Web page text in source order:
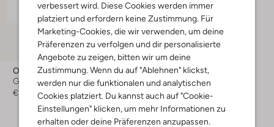
verbessert wird. Diese Cookies werden immer
platziert und erfordern keine Zustimmung. Für
Marketing-Cookies, die wir verwenden, um deine
Präferenzen zu verfolgen und dir personalisierte
Angebote zu zeigen, bitten wir um deine
Zustimmung. Wenn du auf "Ablehnen" klickst,
werden nur die funktionalen und analytischen
Cookies platziert. Du kannst auch auf "Cookie-
Einstellungen" klicken, um mehr Informationen zu
erhalten oder deine Präferenzen anzupassen.
Omoda
Geschenkgutschein
€ 100,00